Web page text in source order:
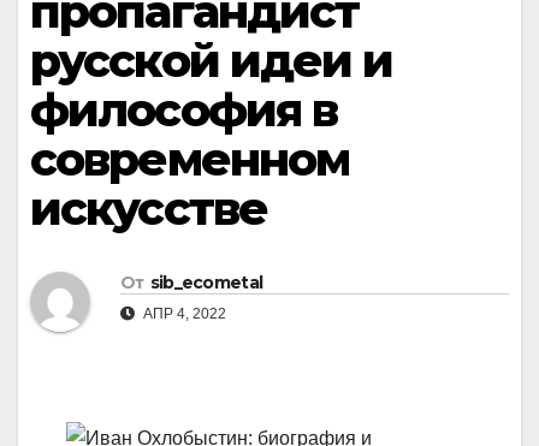
пропагандист
русской идеи и
философия в
современном
искусстве
От sib_ecometal
АПР 4, 2022